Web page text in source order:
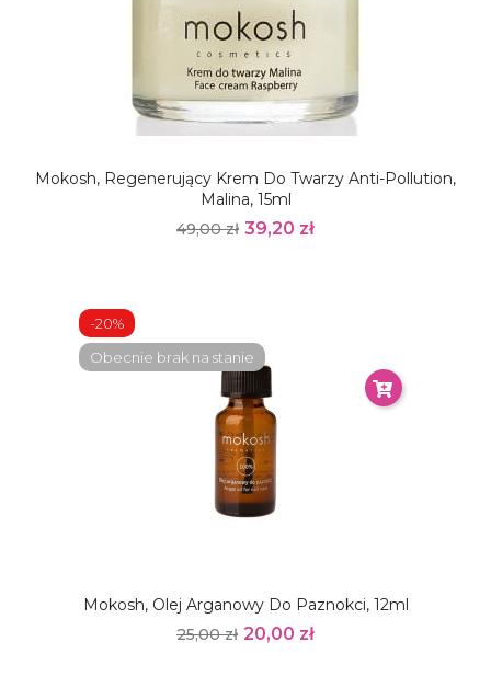
Mokosh, Regenerujący Krem Do Twarzy Anti-Pollution,
Malina, 15ml
49,00 zł 39,20 zł
Mokosh, Olej Arganowy Do Paznokci, 12ml
25,00 zł 20,00 zł
-20%
Obecnie brak na stanie